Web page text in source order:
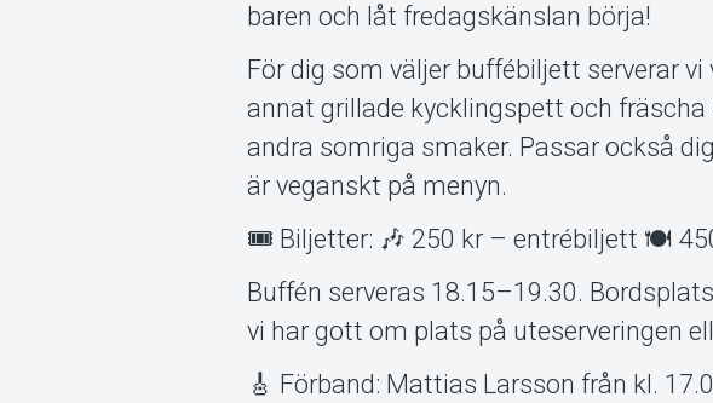
baren och låt fredagskänslan börja!
För dig som väljer buffébiljett serverar
annat grillade kycklingspett och
andra somriga smaker. Passar också
är veganskt på menyn.
🎟️ Biljetter: 🎶 250 kr – entrébiljett 🍽️
Buffén serveras 18.15–19.30.
vi har gott om plats på uteserveringen
🎸 Förband: Mattias Larsson från kl.